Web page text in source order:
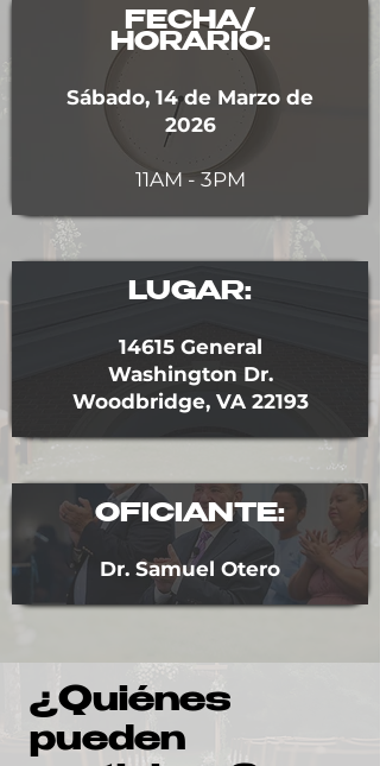
FECHA/
HORARIO:
Sábado, 14 de Marzo de
2026
11AM - 3PM
LUGAR:
14615 General
Washington Dr.
Woodbridge, VA 22193
OFICIANTE:
Dr. Samuel Otero
¿Quiénes
pueden